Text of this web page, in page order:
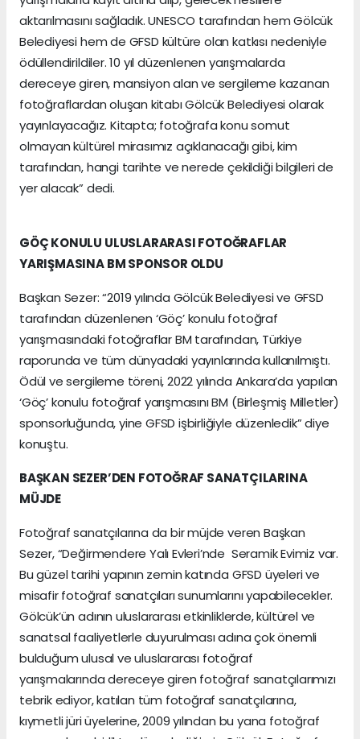
aktarılmasını sağladık. UNESCO tarafından hem Gölcük
Belediyesi hem de GFSD kültüre olan katkısı nedeniyle
ödüllendirildiler. 10 yıl düzenlenen yarışmalarda
dereceye giren, mansiyon alan ve sergileme kazanan
fotoğraflardan oluşan kitabı Gölcük Belediyesi olarak
yayınlayacağız. Kitapta; fotoğrafa konu somut
olmayan kültürel mirasımız açıklanacağı gibi, kim
tarafından, hangi tarihte ve nerede çekildiği bilgileri de
yer alacak” dedi.
GÖÇ KONULU ULUSLARARASI FOTOĞRAFLAR
YARIŞMASINA BM SPONSOR OLDU
Başkan Sezer: “2019 yılında Gölcük Belediyesi ve GFSD
tarafından düzenlenen ‘Göç’ konulu fotoğraf
yarışmasındaki fotoğraflar BM tarafından, Türkiye
raporunda ve tüm dünyadaki yayınlarında kullanılmıştı.
Ödül ve sergileme töreni, 2022 yılında Ankara’da yapılan
‘Göç’ konulu fotoğraf yarışmasını BM (Birleşmiş Milletler)
sponsorluğunda, yine GFSD işbirliğiyle düzenledik” diye
konuştu.
BAŞKAN SEZER’DEN FOTOĞRAF SANATÇILARINA
MÜJDE
Fotoğraf sanatçılarına da bir müjde veren Başkan
Sezer, “Değirmendere Yalı Evleri’nde Seramik Evimiz var.
Bu güzel tarihi yapının zemin katında GFSD üyeleri ve
misafir fotoğraf sanatçıları sunumlarını yapabilecekler.
Gölcük’ün adının uluslararası etkinliklerde, kültürel ve
sanatsal faaliyetlerle duyurulması adına çok önemli
bulduğum ulusal ve uluslararası fotoğraf
yarışmalarında dereceye giren fotoğraf sanatçılarımızı
tebrik ediyor, katılan tüm fotoğraf sanatçılarına,
kıymetli jüri üyelerine, 2009 yılından bu yana fotoğraf